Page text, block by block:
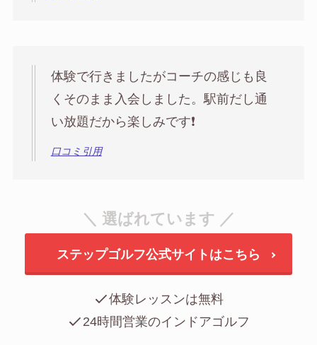
体験で行きましたがコーチの感じも良
くそのまま入会しました。駅前だし通
い放題だから楽しみです❗️
口コミ引用
＼ 選ばれています ／
ステップゴルフ公式サイトはこちら
体験レッスンは無料
24時間営業のインドアゴルフ